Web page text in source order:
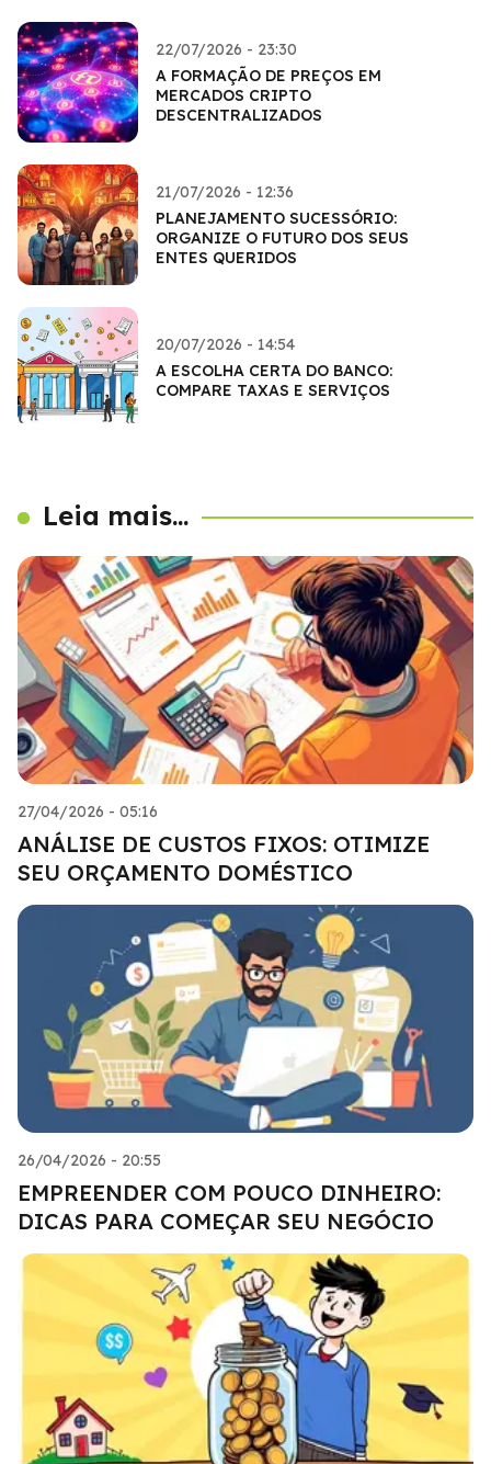
22/07/2026 - 23:30
A FORMAÇÃO DE PREÇOS EM
MERCADOS CRIPTO
DESCENTRALIZADOS
21/07/2026 - 12:36
PLANEJAMENTO SUCESSÓRIO:
ORGANIZE O FUTURO DOS SEUS
ENTES QUERIDOS
20/07/2026 - 14:54
A ESCOLHA CERTA DO BANCO:
COMPARE TAXAS E SERVIÇOS
Leia mais...
27/04/2026 - 05:16
ANÁLISE DE CUSTOS FIXOS: OTIMIZE
SEU ORÇAMENTO DOMÉSTICO
26/04/2026 - 20:55
EMPREENDER COM POUCO DINHEIRO:
DICAS PARA COMEÇAR SEU NEGÓCIO